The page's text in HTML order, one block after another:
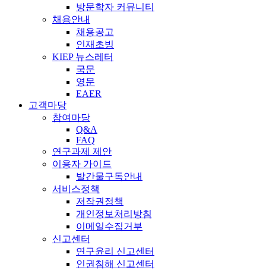
방문학자 커뮤니티
채용안내
채용공고
인재초빙
KIEP 뉴스레터
국문
영문
EAER
고객마당
참여마당
Q&A
FAQ
연구과제 제안
이용자 가이드
발간물구독안내
서비스정책
저작권정책
개인정보처리방침
이메일수집거부
신고센터
연구윤리 신고센터
인권침해 신고센터